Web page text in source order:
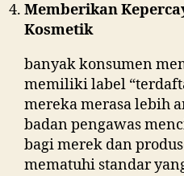
Memberikan
Kosmetik
banyak konsumen
memiliki label
mereka merasa lebih
badan pengawas
bagi merek dan
mematuhi standar